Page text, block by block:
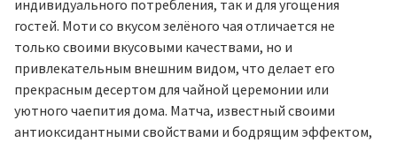
индивидуального потребления, так и для угощения
гостей. Моти со вкусом зелёного чая отличается не
только своими вкусовыми качествами, но и
привлекательным внешним видом, что делает его
прекрасным десертом для чайной церемонии или
уютного чаепития дома. Матча, известный своими
антиоксидантными свойствами и бодрящим эффектом,